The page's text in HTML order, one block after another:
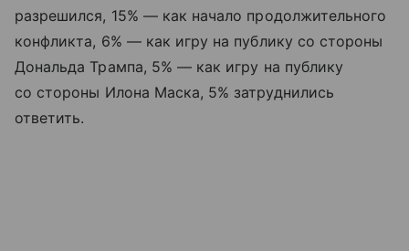
разрешился, 15% —как начало продолжительного
конфликта, 6% —как игру на публику со стороны
Дональда Трампа, 5% — как игру на публику
со стороны Илона Маска, 5% затруднились
ответить.